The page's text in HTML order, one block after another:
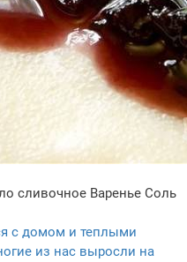
сливочное Варенье Соль
с домом и теплыми
из нас выросли на